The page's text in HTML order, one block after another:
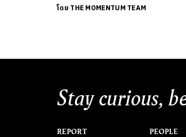
โดย THE MOMENTUM TEAM
Stay curious,
REPORT PEOPLE